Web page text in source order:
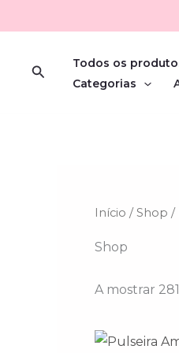
to
SearchTodos os
Categorias
Início /Shop /
Shop
A mostrar